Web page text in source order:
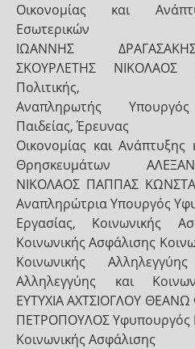
Οικονομίας και
Εσωτερικών
ΙΩΑΝΝΗΣ
ΣΚΟΥΡΛΕΤΗΣ ΝΙΚΟΛΑΟΣ
Πολιτικής,
Αναπληρωτής Υπουργός
Παιδείας, Έρευνας
Οικονομίας και
Θρησκευμάτων
ΝΙΚΟΛΑΟΣ ΠΑΠΠΑΣ
Αναπληρώτρια Υπουργός
Εργασίας, Κοινωνικής
Κοινωνικής Ασφάλισης
Κοινωνικής
Αλληλεγγύης και
ΕΥΤΥΧΙΑ ΑΧΤΣΙΟΓΛΟΥ
ΠΕΤΡΟΠΟΥΛΟΣ Υφυπουργός
Κοινωνικής Ασφάλισης